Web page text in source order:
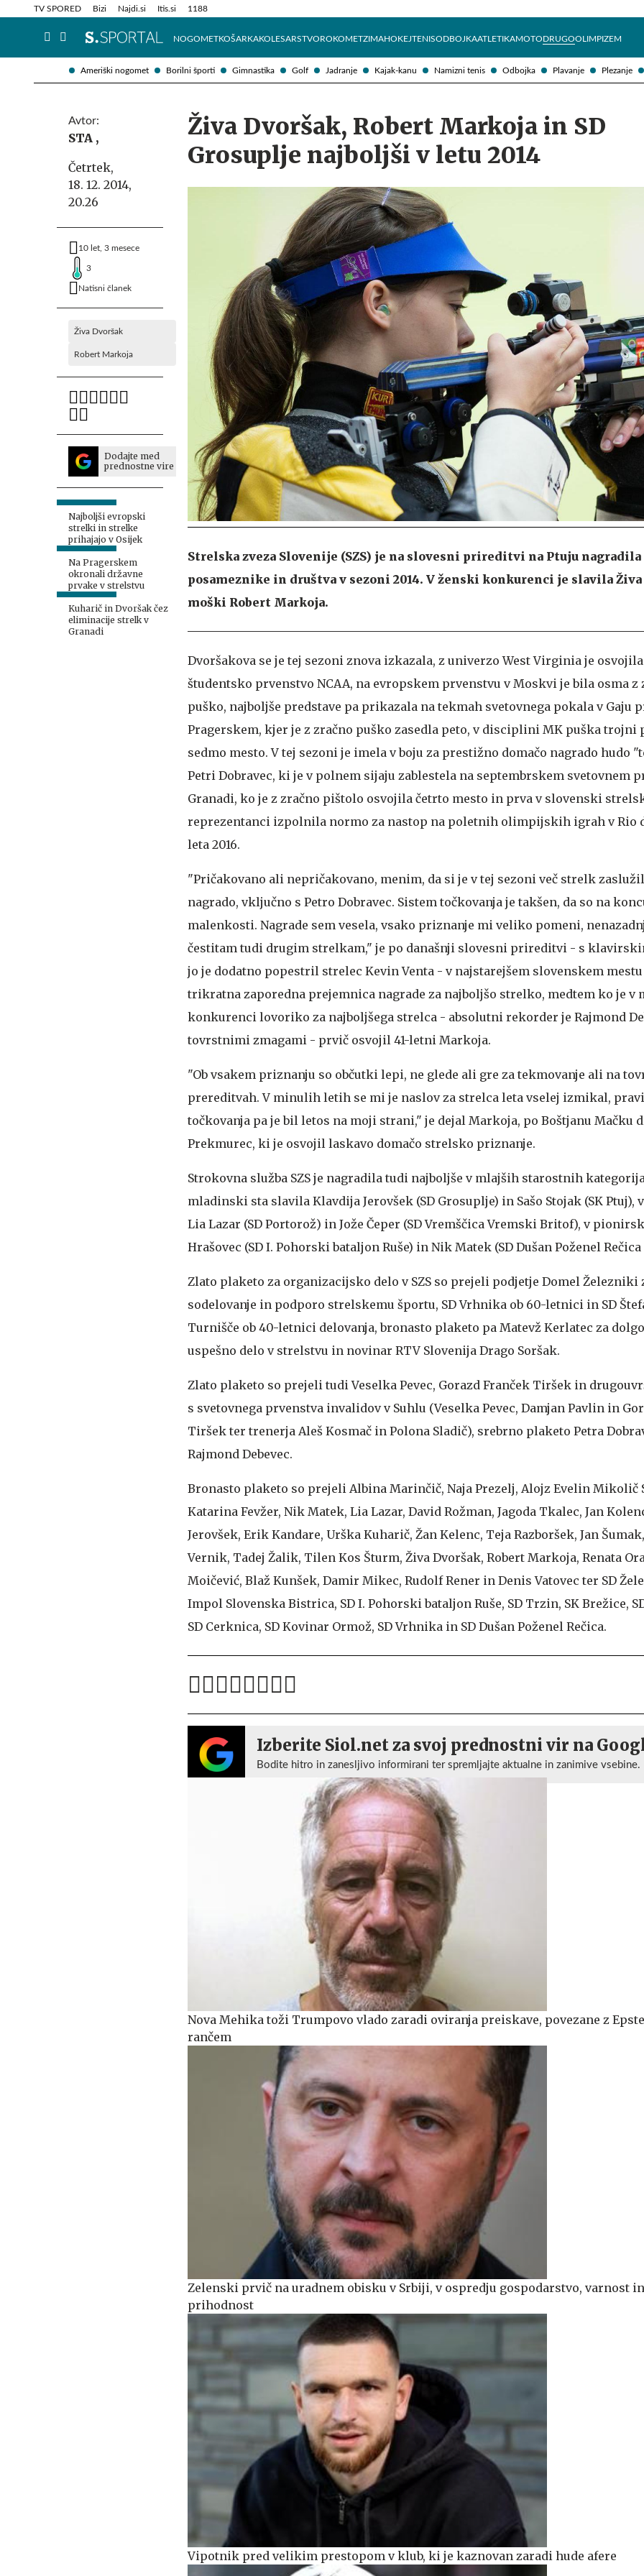
Ameriški nogomet Borilni športi Gimnastika Golf Jadranje Kajak-kanu Namizni tenis Odbojka Plavanje Plezanje
TV SPORED Bizi Najdi.si Itis.si 1188
NOGOMETKOŠARKAKOLESARSTVOROKOMETZIMAHOKEJTENISODBOJKAATLETIKAMOTODRUGOOLIMPIZEM
Info in obvestila Tehnik
Avtor:
STA ,
Četrtek,
18. 12. 2014,
20.26
10 let, 3 mesece
3
Natisni članek
Živa Dvoršak
Robert Markoja
Dodajte med
prednostne vire
Najboljši evropski
strelki in strelke
prihajajo v Osijek
Na Pragerskem
okronali državne
prvake v strelstvu
Kuharič in Dvoršak čez
eliminacije strelk v
Granadi
Živa Dvoršak, Robert Markoja in SD
Grosuplje najboljši v letu 2014
Strelska zveza Slovenije (SZS) je na slovesni prireditvi na Ptuju
posameznike in društva v sezoni 2014. V ženski konkurenci je slavila Živa
moški Robert Markoja.
Dvoršakova se je tej sezoni znova izkazala, z univerzo West Virginia je
študentsko prvenstvo NCAA, na evropskem prvenstvu v Moskvi je bila osma z
puško, najboljše predstave pa prikazala na tekmah svetovnega pokala v Gaju
Pragerskem, kjer je z zračno puško zasedla peto, v disciplini MK puška trojni
sedmo mesto. V tej sezoni je imela v boju za prestižno domačo nagrado hudo
Petri Dobravec, ki je v polnem sijaju zablestela na septembrskem svetovnem
Granadi, ko je z zračno pištolo osvojila četrto mesto in prva v slovenski
reprezentanci izpolnila normo za nastop na poletnih olimpijskih igrah v Rio
leta 2016.
"Pričakovano ali nepričakovano, menim, da si je v tej sezoni več strelk
nagrado, vključno s Petro Dobravec. Sistem točkovanja je takšen, da so na
malenkosti. Nagrade sem vesela, vsako priznanje mi veliko pomeni,
čestitam tudi drugim strelkam," je po današnji slovesni prireditvi - s
jo je dodatno popestril strelec Kevin Venta - v najstarejšem slovenskem
trikratna zaporedna prejemnica nagrade za najboljšo strelko, medtem ko je v
konkurenci lovoriko za najboljšega strelca - absolutni rekorder je Rajmond
tovrstnimi zmagami - prvič osvojil 41-letni Markoja.
"Ob vsakem priznanju so občutki lepi, ne glede ali gre za tekmovanje ali na
prereditvah. V minulih letih se mi je naslov za strelca leta vselej izmikal,
točkovanja pa je bil letos na moji strani," je dejal Markoja, po Boštjanu Mačku
Prekmurec, ki je osvojil laskavo domačo strelsko priznanje.
Strokovna služba SZS je nagradila tudi najboljše v mlajših starostnih
mladinski sta slavila Klavdija Jerovšek (SD Grosuplje) in Sašo Stojak (SK Ptuj),
Lia Lazar (SD Portorož) in Jože Čeper (SD Vremščica Vremski Britof), v
Hrašovec (SD I. Pohorski bataljon Ruše) in Nik Matek (SD Dušan Poženel
Zlato plaketo za organizacijsko delo v SZS so prejeli podjetje Domel Železniki
sodelovanje in podporo strelskemu športu, SD Vrhnika ob 60-letnici in SD
Turnišče ob 40-letnici delovanja, bronasto plaketo pa Matevž Kerlatec za
uspešno delo v strelstvu in novinar RTV Slovenija Drago Soršak.
Zlato plaketo so prejeli tudi Veselka Pevec, Gorazd Franček Tiršek in
s svetovnega prvenstva invalidov v Suhlu (Veselka Pevec, Damjan Pavlin in
Tiršek ter trenerja Aleš Kosmač in Polona Sladič), srebrno plaketo Petra
Rajmond Debevec.
Bronasto plaketo so prejeli Albina Marinčič, Naja Prezelj, Alojz Evelin Mikolič
Katarina Fevžer, Nik Matek, Lia Lazar, David Rožman, Jagoda Tkalec, Jan
Jerovšek, Erik Kandare, Urška Kuharič, Žan Kelenc, Teja Razboršek, Jan
Vernik, Tadej Žalik, Tilen Kos Šturm, Živa Dvoršak, Robert Markoja, Renata
Moičević, Blaž Kunšek, Damir Mikec, Rudolf Rener in Denis Vatovec ter SD
Impol Slovenska Bistrica, SD I. Pohorski bataljon Ruše, SD Trzin, SK Brežice,
SD Cerknica, SD Kovinar Ormož, SD Vrhnika in SD Dušan Poženel Rečica.
Izberite Siol.net za svoj prednostni vir na
Bodite hitro in zanesljivo informirani ter spremljajte aktualne in zanimive vsebine.
Nova Mehika toži Trumpovo vlado zaradi oviranja preiskave, povezane z
rančem
Zelenski prvič na uradnem obisku v Srbiji, v ospredju gospodarstvo, varnost
prihodnost
Vipotnik pred velikim prestopom v klub, ki je kaznovan zaradi hude afere